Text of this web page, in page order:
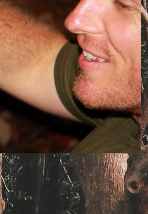
leque (Onychorhynchus coronatus).